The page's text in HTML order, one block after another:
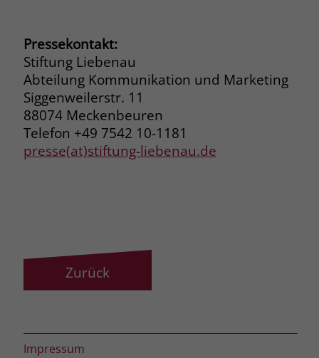
Pressekontakt:
Stiftung Liebenau
Abteilung Kommunikation und Marketing
Siggenweilerstr. 11
88074 Meckenbeuren
Telefon +49 7542 10-1181
presse(at)stiftung-liebenau.de
Zurück
Impressum